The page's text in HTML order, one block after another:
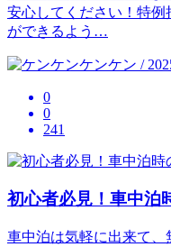
安心してください！特例
ができるよう…
ケンケン /
0
0
241
初心者必見！車中泊
車中泊は気軽に出来て、